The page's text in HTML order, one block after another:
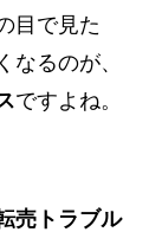
目で見た
るのが、
ですよね。
売トラブル